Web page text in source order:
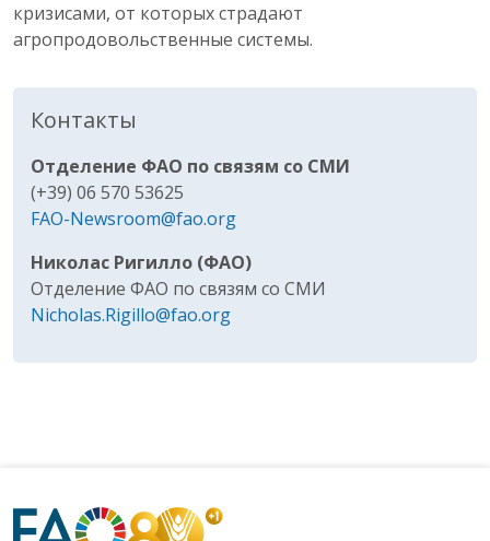
кризисами, от которых страдают
агропродовольственные системы.
Контакты
Отделение ФАО по связям со СМИ
(+39) 06 570 53625
FAO-Newsroom@fao.org
Николас Ригилло (ФАО)
Отделение ФАО по связям со СМИ
Nicholas.Rigillo@fao.org